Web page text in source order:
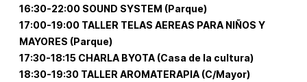
16:30-22:00 SOUND SYSTEM (Parque)
17:00-19:00 TALLER TELAS AEREAS PARA NIÑOS Y
MAYORES (Parque)
17:30-18:15 CHARLA BYOTA (Casa de la cultura)
18:30-19:30 TALLER AROMATERAPIA (C/Mayor)